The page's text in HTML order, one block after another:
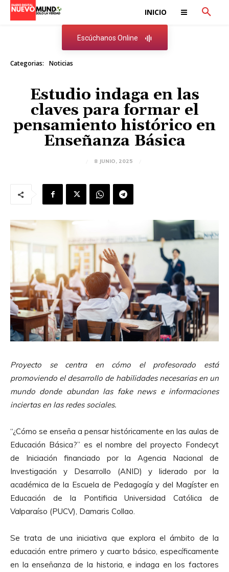
INICIO
Escúchanos Online
Categorias: Noticias
Estudio indaga en las
claves para formar el
pensamiento histórico en
Enseñanza Básica
8 JUNIO, 2025
Proyecto se centra en cómo el profesorado está
promoviendo el desarrollo de habilidades necesarias en un
mundo donde abundan las fake news e informaciones
inciertas en las redes sociales.
“¿Cómo se enseña a pensar históricamente en las aulas de
Educación Básica?” es el nombre del proyecto Fondecyt
de Iniciación financiado por la Agencia Nacional de
Investigación y Desarrollo (ANID) y liderado por la
académica de la Escuela de Pedagogía y del Magíster en
Educación de la Pontificia Universidad Católica de
Valparaíso (PUCV), Damaris Collao.
Se trata de una iniciativa que explora el ámbito de la
educación entre primero y cuarto básico, específicamente
en la enseñanza de la historia, e indaga en los factores